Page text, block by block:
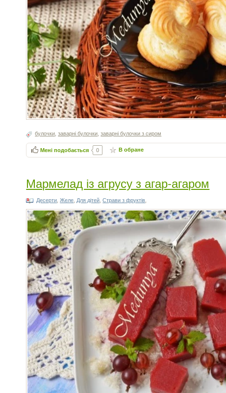
булочки ,заварні булочки ,заварні булочки з сиром
Мені подобається 0 В обране
Мармелад із агрусу з агар-агаром
Десерти ,Желе Для дітей ,Страви з фруктів